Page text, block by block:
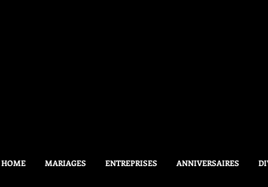
HOME MARIAGES ENTREPRISES ANNIVERSAIRES